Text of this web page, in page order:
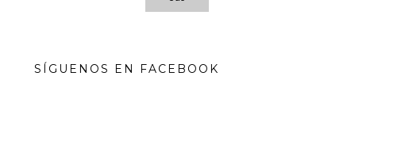
SÍGUENOS EN FACEBOOK